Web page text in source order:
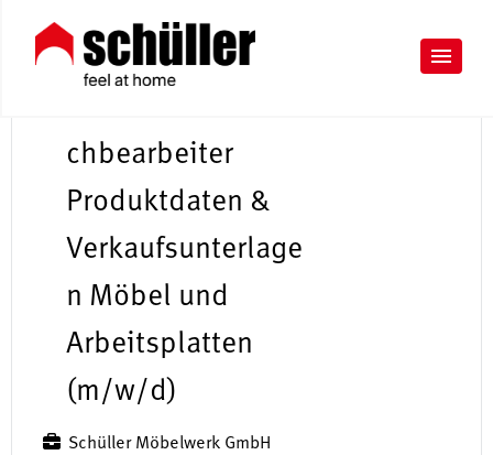
chbearbeiter
Produktdaten &
Verkaufsunterlage
n Möbel und
Arbeitsplatten
(m/w/d)
Schüller Möbelwerk GmbH